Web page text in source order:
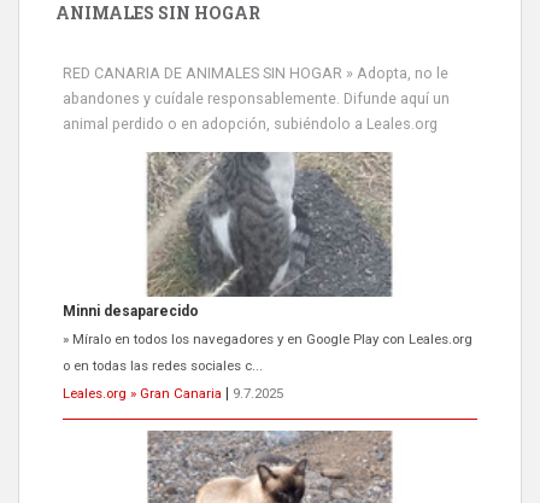
ANIMALES SIN HOGAR
RED CANARIA DE ANIMALES SIN HOGAR » Adopta, no le
abandones y cuídale responsablemente. Difunde aquí un
animal perdido o en adopción, subiéndolo a Leales.org
Minni desaparecido
» Míralo en todos los navegadores y en Google Play con Leales.org
o en todas las redes sociales c...
Leales.org » Gran Canaria
9.7.2025